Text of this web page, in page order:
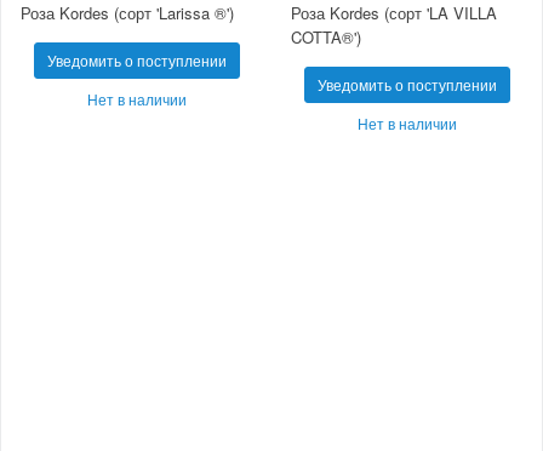
Роза Kordes (сорт 'Larissa ®')
Уведомить о поступлении
Нет в наличии
Роза Kordes (сорт 'LA VILLA
COTTA®')
Уведомить о поступлении
Нет в наличии